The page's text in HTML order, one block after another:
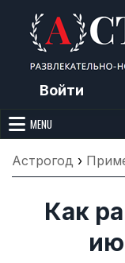
content
Войти
Что
приметы, точный
MENU
Астрогод ›
Как